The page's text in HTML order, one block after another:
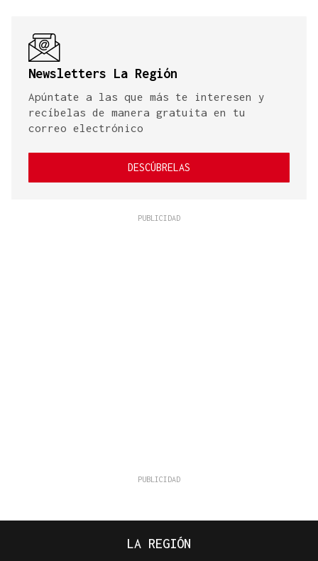
Newsletters La Región
Apúntate a las que más te interesen y
recíbelas de manera gratuita en tu
correo electrónico
DESCÚBRELAS
LA REGIÓN